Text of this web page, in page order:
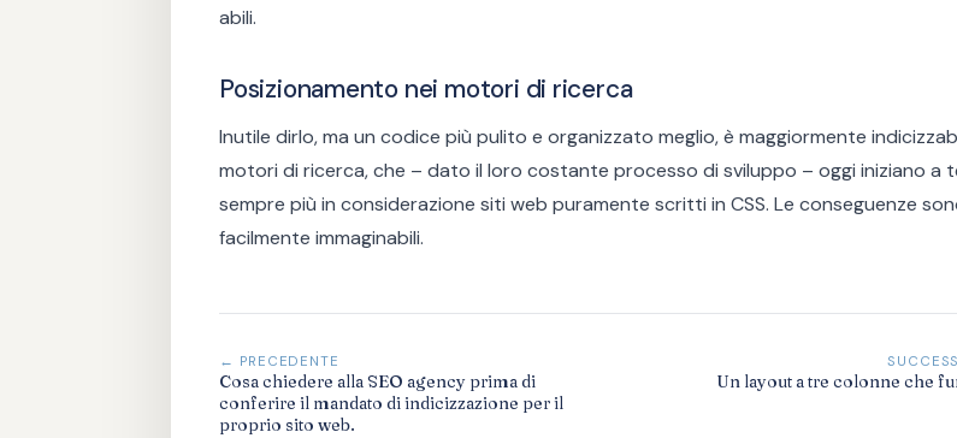
abili.
Posizionamento nei motori di ricerca
Inutile dirlo, ma un codice più pulito e organizzato meglio, è maggiormente
motori di ricerca, che – dato il loro costante processo di sviluppo – oggi iniziano a
sempre più in considerazione siti web puramente scritti in CSS. Le conseguenze
facilmente immaginabili.
← PRECEDENTE
Cosa chiedere alla SEO agency prima di
conferire il mandato di indicizzazione per il
proprio sito web.
Un layout a tre colonne che